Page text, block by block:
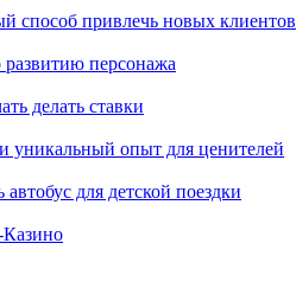
способ привлечь новых клиентов
персонажа
делать ставки
уникальный опыт для ценителей
для детской поездки